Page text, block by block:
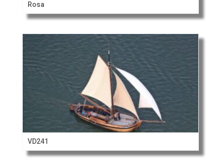
Rosa
VD241